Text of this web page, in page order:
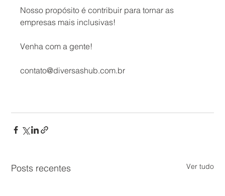
Nosso propósito é contribuir para tornar as
empresas mais inclusivas!
Venha com a gente!
contato@diversashub.com.br
Posts recentes Ver tudo